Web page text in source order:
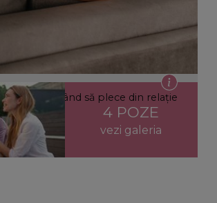
că are de gând să plece din relație
4 POZE
vezi galeria